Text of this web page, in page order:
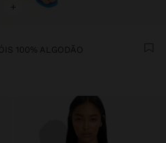
+
100% ALGODÃO